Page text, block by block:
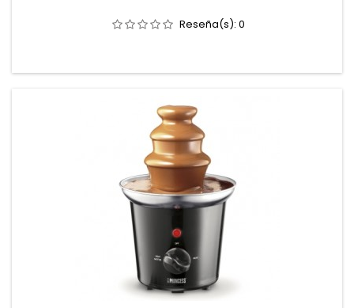
Reseña(s): 0